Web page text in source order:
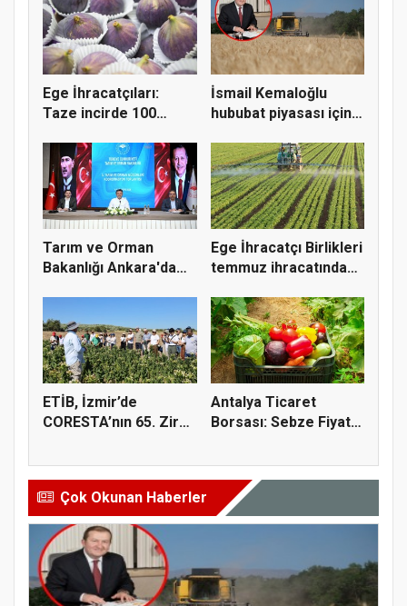
Ege İhracatçıları:
Taze incirde 100
İsmail Kemaloğlu
hububat piyasası için 4
Tarım ve Orman
Bakanlığı Ankara'da
Ege İhracatçı Birlikleri
temmuz ihracatında
ETİB, İzmir’de
CORESTA’nın 65. Zirai
Antalya Ticaret
Borsası: Sebze Fiyat
Çok Okunan Haberler